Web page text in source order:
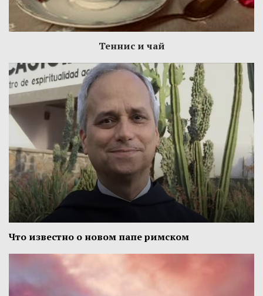
Теннис и чай
Что известно о новом папе римском